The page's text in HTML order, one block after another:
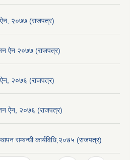
ऐन, २०७७ (राजपत्र)
ऐन २०७७ (राजपत्र)
ऐन, २०७६ (राजपत्र)
ऐन, २०७६ (राजपत्र)
सम्बन्धी कार्यविधि,२०७५ (राजपत्र)